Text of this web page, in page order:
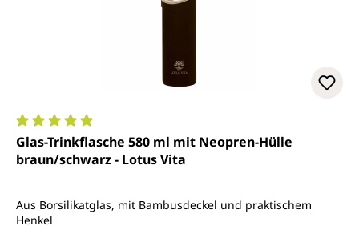
Durchschnittliche Bewertung von 5 von 5 Sternen
Glas-Trinkflasche 580 ml mit Neopren-Hülle
braun/schwarz - Lotus Vita
Aus Borsilikatglas, mit Bambusdeckel und praktischem
Henkel